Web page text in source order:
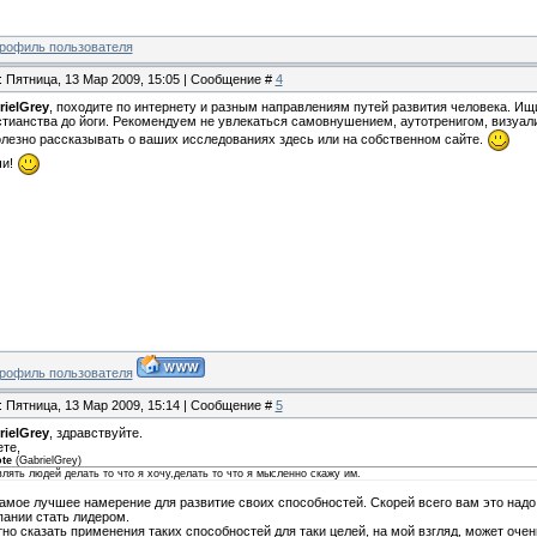
Пятница, 13 Мар 2009, 15:05 | Сообщение # 4
, походите по интернету и разным направлениям путей развития человека.
до йоги. Рекомендуем не увлекаться самовнушением, аутотренигом,
рассказывать о ваших исследованиях здесь или на собственном сайте.
Пятница, 13 Мар 2009, 15:14 | Сообщение # 5
, здравствуйте.
(GabrielGrey)
людей делать то что я хочу,делать то что я мысленно скажу им.
лучшее намерение для развитие своих способностей. Скорей всего вам это
стать лидером.
сказать применения таких способностей для таки целей, на мой взгляд, может